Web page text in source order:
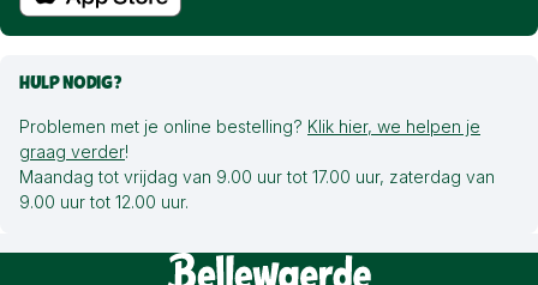
HULP NODIG?
Problemen met je online bestelling? Klik hier, we helpen je
graag verder!
Maandag tot vrijdag van 9.00 uur tot 17.00 uur, zaterdag van
9.00 uur tot 12.00 uur.